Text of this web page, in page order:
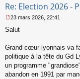
Re: Election 2026 -
e
s
a
g
e
n
23 mars 2026, 22:41
Salut
Grand cœur lyonnais va
politique à la tête du Gd
un programme
abandon en 1991 par